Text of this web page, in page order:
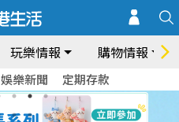
玩樂情報 購物情報
娛樂新聞 定期存款